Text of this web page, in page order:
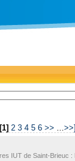
[1] 2 3 4 5 6 >> ...>>]
IUT de Saint-Brieuc